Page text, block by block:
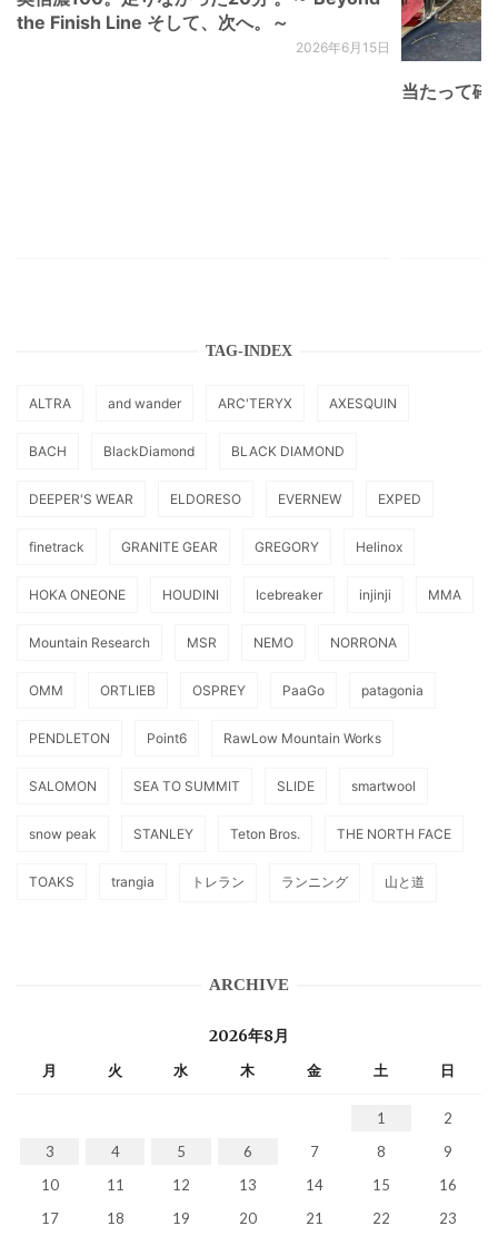
the Finish Line そして、次へ。～
2026年6月15日
当たって砕
TAG-INDEX
ALTRA and wander ARC'TERYX AXESQUIN
BACH BlackDiamond BLACK DIAMOND
DEEPER'S WEAR ELDORESO EVERNEW EXPED
finetrack GRANITE GEAR GREGORY Helinox
HOKA ONEONE HOUDINI Icebreaker injinji MMA
Mountain Research MSR NEMO NORRONA
OMM ORTLIEB OSPREY PaaGo patagonia
PENDLETON Point6 RawLow Mountain Works
SALOMON SEA TO SUMMIT SLIDE smartwool
snow peak STANLEY Teton Bros. THE NORTH FACE
TOAKS trangia トレラン ランニング 山と道
ARCHIVE
2026年8月
月 火 水 木 金 土 日
1
2
3
4 5 6 7 8
9
10
11 12 13 14 15
16
17
18 19 20 21 22
23